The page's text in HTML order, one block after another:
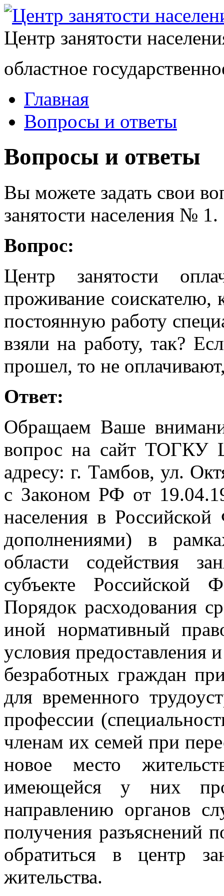
Центр занятости
областное
Главная
Вопросы и ответы
Вопросы и ответы
Вы можете задать свои
занятости населения № 1.
Вопрос:
Центр занятости
проживание соискателю,
постоянную работу
взяли на работу, так?
прошел, то не
Ответ:
Обращаем Ваше
вопрос на сайт
адресу: г. Тамбов, ул.
с Законом РФ от
населения в
дополнениями) в
области содействия
субъекте Российской
Порядок расходования
иной нормативный
условия предоставления
безработных граждан
для временного
профессии
членам их семей при
новое место
имеющейся у них
направлению органов
получения разъяснений
обратиться в центр
жительства.